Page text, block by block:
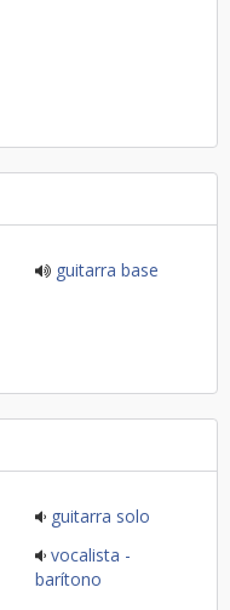
guitarra base
guitarra solo
vocalista -
barítono